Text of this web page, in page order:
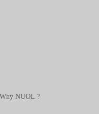
Why NUOL ?